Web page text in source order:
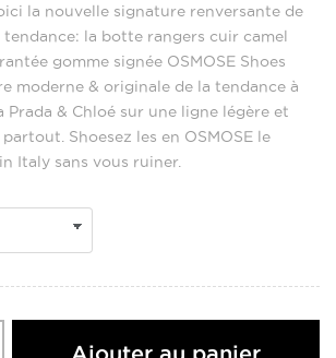
la nouvelle signature renversante de
la botte rangers cuir camel
gomme signée OSMOSE Shoes
moderne & originale de la tendance à
Prada & Chloé sur une ligne légère et
Shoesez les en OSMOSE le
Italy sans vous ruiner.